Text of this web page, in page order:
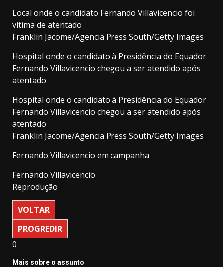
Local onde o candidato Fernando Villavicencio foi
vítima de atentado
Franklin Jacome/Agencia Press South/Getty Images
Hospital onde o candidato à Presidência do Equador
Fernando Villavicencio chegou a ser atendido após
atentado
Hospital onde o candidato à Presidência do Equador
Fernando Villavicencio chegou a ser atendido após
atentado
Franklin Jacome/Agencia Press South/Getty Images
Fernando Villavicencio em campanha
Fernando Villavicencio
Reprodução
VOLTAR
PROGREDIR
0
Mais sobre o assunto